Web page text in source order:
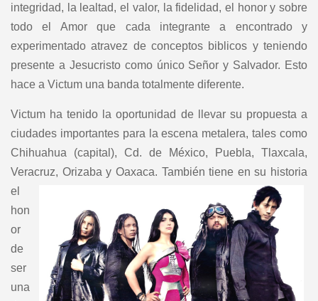
integridad, la lealtad, el valor, la fidelidad, el honor y sobre
todo el Amor que cada integrante a encontrado y
experimentado atravez de conceptos biblicos y teniendo
presente a Jesucristo como único Señor y Salvador. Esto
hace a Victum una banda totalmente diferente.
Victum ha tenido la oportunidad de llevar su propuesta a
ciudades importantes para la escena metalera, tales como
Chihuahua (capital), Cd. de México, Puebla, Tlaxcala,
Veracruz, Orizaba y Oaxaca. Tambiéntiene en su historia
el
hon
or
de
ser
una